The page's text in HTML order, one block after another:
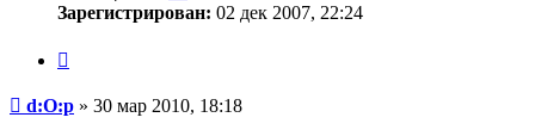
Зарегистрирован: 02 дек 2007, 22:24
Сообщение
d:O:p » 30 мар 2010, 18:18